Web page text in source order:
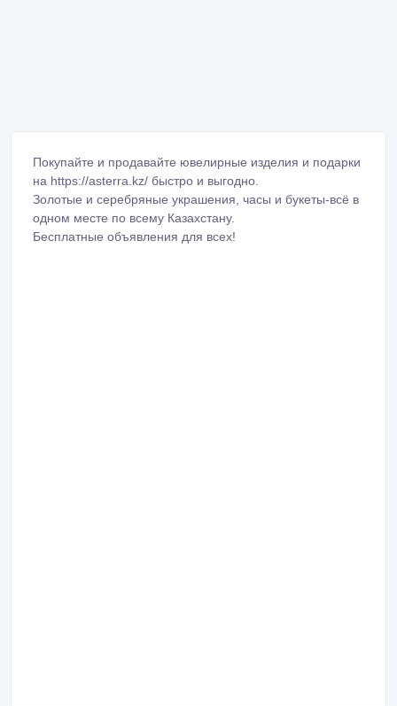
Покупайте и продавайте ювелирные изделия и подарки
на https://asterra.kz/ быстро и выгодно.
Золотые и серебряные украшения, часы и букеты-всё в
одном месте по всему Казахстану.
Бесплатные объявления для всех!